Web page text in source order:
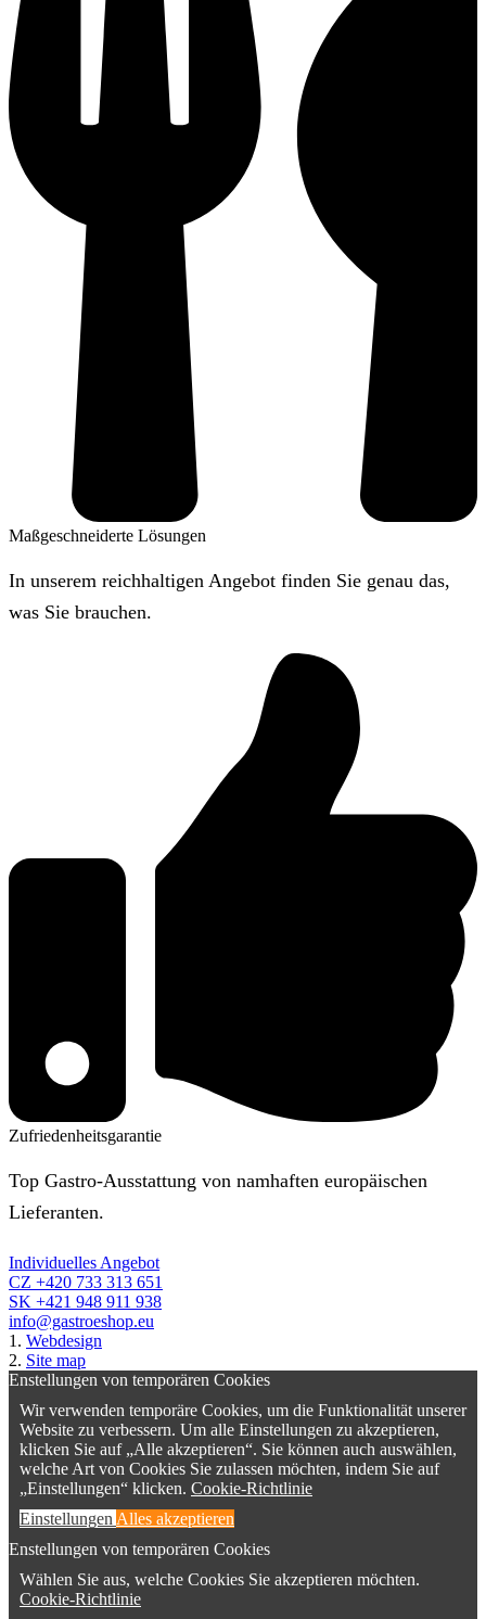
Maßgeschneiderte Lösungen
In unserem reichhaltigen Angebot finden Sie genau das,
was Sie brauchen.
Zufriedenheitsgarantie
Top Gastro-Ausstattung von namhaften europäischen
Lieferanten.
Individuelles Angebot
CZ +420 733 313 651
SK +421 948 911 938
info@gastroeshop.eu
1. Webdesign
2. Site map
Enstellungen von temporären Cookies
Wir verwenden temporäre Cookies, um die Funktionalität unserer
Website zu verbessern. Um alle Einstellungen zu akzeptieren,
klicken Sie auf „Alle akzeptieren“. Sie können auch auswählen,
welche Art von Cookies Sie zulassen möchten, indem Sie auf
„Einstellungen“ klicken. Cookie-Richtlinie
Einstellungen Alles akzeptieren
Enstellungen von temporären Cookies
Wählen Sie aus, welche Cookies Sie akzeptieren möchten.
Cookie-Richtlinie